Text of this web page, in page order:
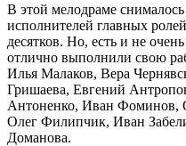
В этой мелодраме
исполнителей главных
десятков. Но, есть и не
отлично выполнили свою
Илья Малаков, Вера
Гришаева, Евгений
Антоненко, Иван Фоминов,
Олег Филипчик, Иван
Доманова.